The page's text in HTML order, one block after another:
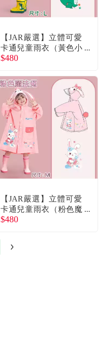
【JAR嚴選】立體可愛
卡通兒童雨衣（黃色小
恐龍）（L）廠商直送
$480
【JAR嚴選】立體可愛
卡通兒童雨衣（粉色魔
法兔）（M）廠商直送
$480